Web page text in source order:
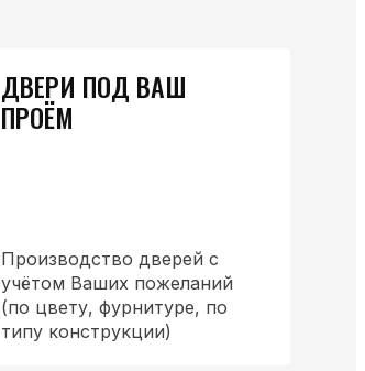
ДВЕРИ ПОД ВАШ
ПРОЁМ
Производство дверей с
учётом Ваших пожеланий
(по цвету, фурнитуре, по
типу конструкции)